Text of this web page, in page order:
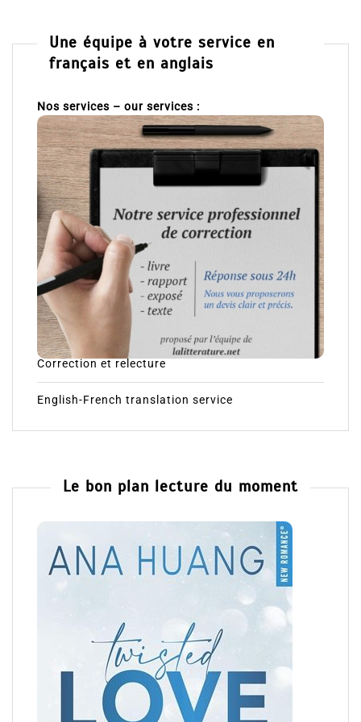
Une équipe à votre service en
français et en anglais
Nos services – our services :
Correction et relecture
English-French translation service
Le bon plan lecture du moment